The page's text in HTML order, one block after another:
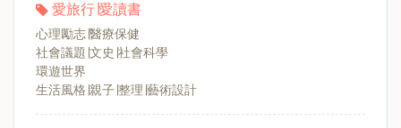
愛旅行∣愛讀書
心理勵志∣醫療保健
社會議題∣文史∣社會科學
環遊世界
生活風格∣親子∣整理∣藝術設計